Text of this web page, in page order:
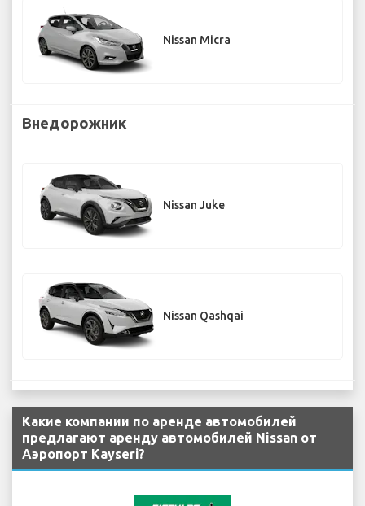
Nissan Micra
Внедорожник
Nissan Juke
Nissan Qashqai
Какие компании по аренде автомобилей
предлагают аренду автомобилей Nissan от
Аэропорт Kayseri?